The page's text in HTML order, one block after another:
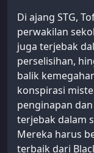
Di ajang STG,
perwakilan
juga terjebak
perselisihan,
balik
konspirasi
penginapan
terjebak dalam
Mereka harus
terbaik dari